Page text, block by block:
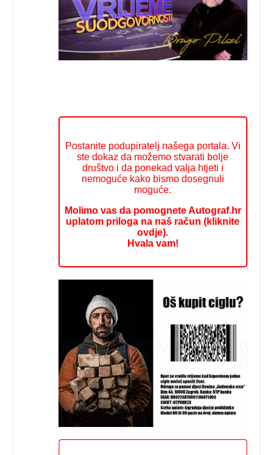
Postanite podupiratelj našega portala. Vi
ste dokaz da možemo stvarati bolje
društvo i da ponekad valja htjeti i
nemoguće kako bismo dosegnuli
moguće.
Molimo vas da pomognete Autograf.hr
uplatom priloga na naš račun (kliknite
ovdje).
Hvala vam!